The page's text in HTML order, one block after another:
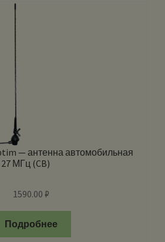
— антенна автомобильная
27 МГц (CB)
1590.00₽
Подробнее